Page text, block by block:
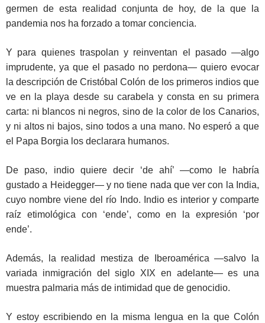
germen de esta realidad conjunta de hoy, de la que la
pandemia nos ha forzado a tomar conciencia.
Y para quienes traspolan y reinventan el pasado —algo
imprudente, ya que el pasado no perdona— quiero evocar
la descripción de Cristóbal Colón de los primeros indios que
ve en la playa desde su carabela y consta en su primera
carta: ni blancos ni negros, sino de la color de los Canarios,
y ni altos ni bajos, sino todos a una mano. No esperó a que
el Papa Borgia los declarara humanos.
De paso, indio quiere decir ‘de ahí’ —como le habría
gustado a Heidegger— y no tiene nada que ver con la India,
cuyo nombre viene del río Indo. Indio es interior y comparte
raíz etimológica con ‘ende’, como en la expresión ‘por
ende’.
Además, la realidad mestiza de Iberoamérica —salvo la
variada inmigración del siglo XIX en adelante— es una
muestra palmaria más de intimidad que de genocidio.
Y estoy escribiendo en la misma lengua en la que Colón